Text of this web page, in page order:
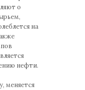
о
на
нефти.
меняется